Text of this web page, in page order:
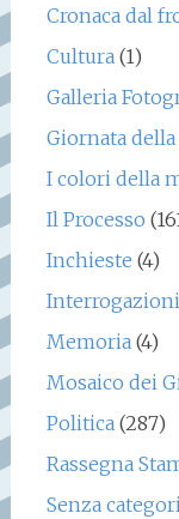
Cronaca dal
Cultura (1)
Galleria
Giornata
I colori della
Il Processo
Inchieste (4)
Interrogazioni
Memoria (4)
Mosaico dei
Politica (287)
Rassegna
Senza